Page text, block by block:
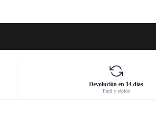
Devolución en 14 días
Fácil y rápido